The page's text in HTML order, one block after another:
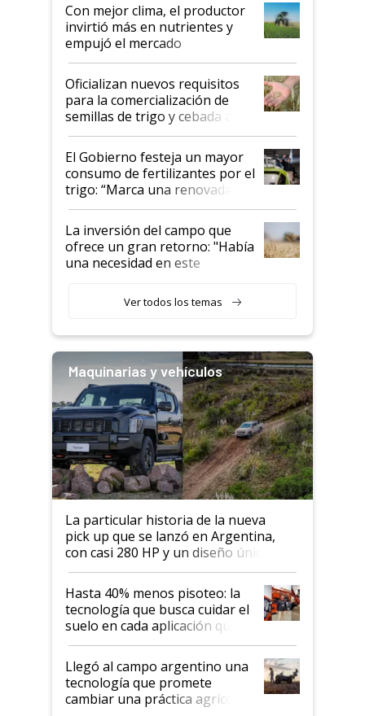
Con mejor clima, el productor
invirtió más en nutrientes y
empujó el mercado
Oficializan nuevos requisitos
para la comercialización de
semillas de trigo y cebada a
granel
El Gobierno festeja un mayor
consumo de fertilizantes por el
trigo: “Marca una renovada
confianza de los productores”
La inversión del campo que
ofrece un gran retorno: "Había
una necesidad en este
Ver todos los temas
Maquinarias y vehículos
La particular historia de la nueva
pick up que se lanzó en Argentina,
con casi 280 HP y un diseño único: a
cuánto se vende
Hasta 40% menos pisoteo: la
tecnología que busca cuidar el
suelo en cada aplicación que
llevó Jacto al Congreso
Aapresid 2026
Llegó al campo argentino una
tecnología que promete
cambiar una práctica agrícola